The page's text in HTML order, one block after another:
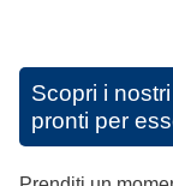
Scopri i
pronti per